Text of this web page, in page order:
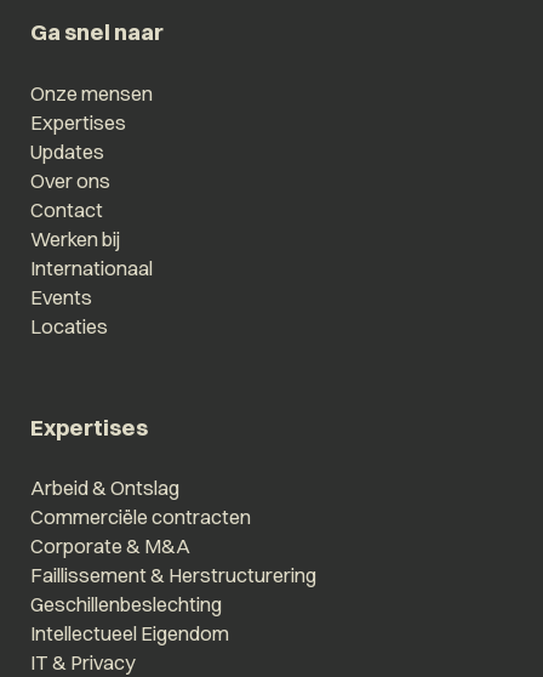
Ga snel naar
Onze mensen
Expertises
Updates
Over ons
Contact
Werken bij
Internationaal
Events
Locaties
Expertises
Arbeid & Ontslag
Commerciële contracten
Corporate & M&A
Faillissement & Herstructurering
Geschillenbeslechting
Intellectueel Eigendom
IT & Privacy